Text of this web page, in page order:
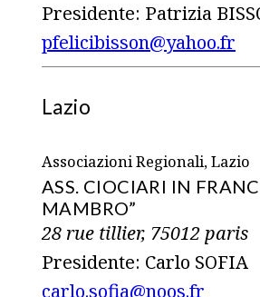
Presidente: Patrizia
pfelicibisson@yahoo.fr
Lazio
Associazioni Regionali, Lazio
ASS. CIOCIARI IN
MAMBRO”
28 rue tillier, 75012 paris
Presidente: Carlo SOFIA
carlo.sofia@noos.fr